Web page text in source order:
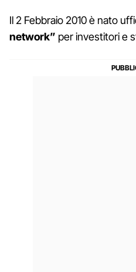
Il 2 Febbraio 2010 è nato
network” per investitori e